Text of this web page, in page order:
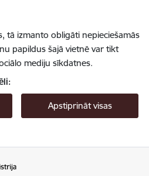
tā izmanto obligāti nepieciešamās
papildus šajā vietnē var tikt
mediju sīkdatnes.
Apstiprināt visas